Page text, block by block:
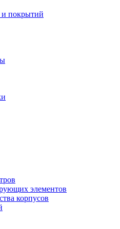
покрытий
элементов
корпусов